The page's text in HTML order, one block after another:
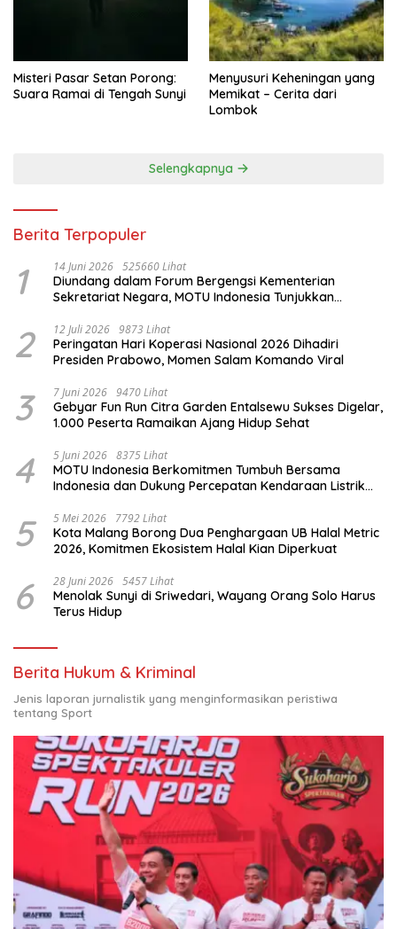
Misteri Pasar Setan Porong:
Suara Ramai di Tengah Sunyi
Menyusuri Keheningan yang
Memikat – Cerita dari
Lombok
Selengkapnya
Berita Terpopuler
1 14 Juni 2026 525660 Lihat
Diundang dalam Forum Bergengsi Kementerian
Sekretariat Negara, MOTU Indonesia Tunjukkan
2 12 Juli 2026 9873 Lihat
Peringatan Hari Koperasi Nasional 2026 Dihadiri
Presiden Prabowo, Momen Salam Komando Viral
3 7 Juni 2026 9470 Lihat
Gebyar Fun Run Citra Garden Entalsewu Sukses Digelar,
1.000 Peserta Ramaikan Ajang Hidup Sehat
4 5 Juni 2026 8375 Lihat
MOTU Indonesia Berkomitmen Tumbuh Bersama
Indonesia dan Dukung Percepatan Kendaraan Listrik
5 5 Mei 2026 7792 Lihat
Kota Malang Borong Dua Penghargaan UB Halal Metric
2026, Komitmen Ekosistem Halal Kian Diperkuat
6 28 Juni 2026 5457 Lihat
Menolak Sunyi di Sriwedari, Wayang Orang Solo Harus
Terus Hidup
Berita Hukum & Kriminal
Jenis laporan jurnalistik yang menginformasikan peristiwa
tentang Sport